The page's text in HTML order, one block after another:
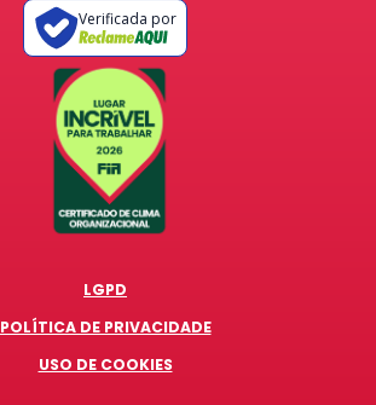
Verificada por
LGPD
POLÍTICA DE PRIVACIDADE
USO DE COOKIES